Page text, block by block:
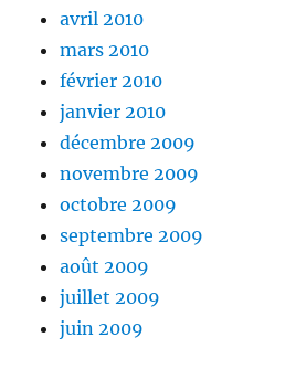
avril 2010
mars 2010
février 2010
janvier 2010
décembre 2009
novembre 2009
octobre 2009
septembre 2009
août 2009
juillet 2009
juin 2009